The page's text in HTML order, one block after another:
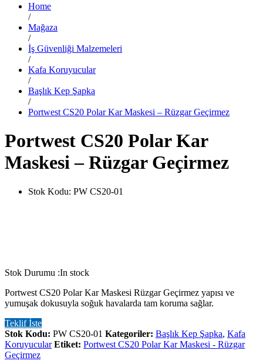
Home
/
Mağaza
/
İş Güvenliği Malzemeleri
/
Kafa Koruyucular
/
Başlık Kep Şapka
/
Portwest CS20 Polar Kar Maskesi – Rüzgar Geçirmez
Portwest CS20 Polar Kar
Maskesi – Rüzgar Geçirmez
Stok Kodu: PW CS20-01
Stok Durumu :In stock
Portwest CS20 Polar Kar Maskesi Rüzgar Geçirmez yapısı ve
yumuşak dokusuyla soğuk havalarda tam koruma sağlar.
Teklif İste
Stok Kodu: PW CS20-01 Kategoriler: Başlık Kep Şapka, Kafa
Koruyucular Etiket: Portwest CS20 Polar Kar Maskesi - Rüzgar
Geçirmez